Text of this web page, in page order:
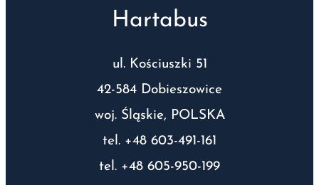
Hartabus
ul. Kościuszki 51
42-584 Dobieszowice
woj. Śląskie, POLSKA
tel. +48 603-491-161
tel. +48 605-950-199